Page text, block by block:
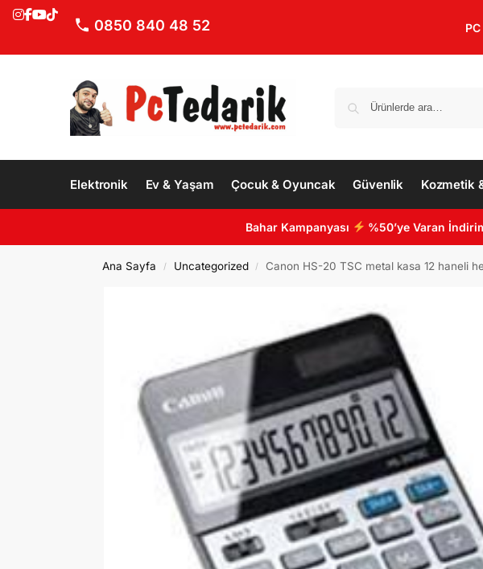
0850 840 48 52
Elektronik Ev & Yaşam Çocuk & Oyuncak Güvenlik Kozmetik
Bahar Kampanyası %50’ye Varan
Ana Sayfa / Uncategorized / Canon HS-20 TSC metal kasa 12 haneli